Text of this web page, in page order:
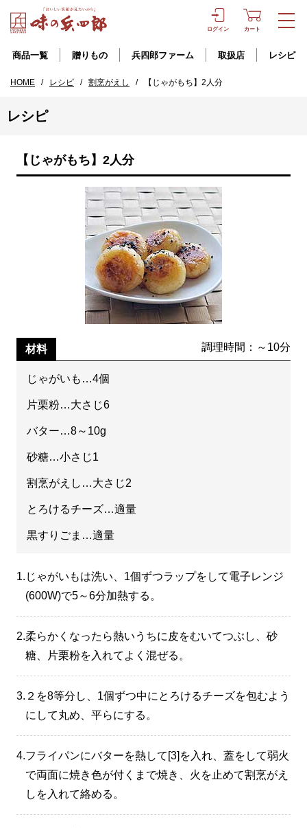
ログイン カート
商品一覧 贈りもの 兵四郎ファーム 取扱店 レシピ
HOME / レシピ / 割烹がえし / 【じゃがもち】2人分
レシピ
【じゃがもち】2人分
材料 調理時間：～10分
じゃがいも…4個
片栗粉…大さじ6
バター…8～10g
砂糖…小さじ1
割烹がえし…大さじ2
とろけるチーズ…適量
黒すりごま…適量
1. じゃがいもは洗い、1個ずつラップをして電子レンジ
(600W)で5～6分加熱する。
2.柔らかくなったら熱いうちに皮をむいてつぶし、砂
糖、片栗粉を入れてよく混ぜる。
3. ２を8等分し、1個ずつ中にとろけるチーズを包むよう
にして丸め、平らにする。
4.フライパンにバターを熱して[3]を入れ、蓋をして弱火
で両面に焼き色が付くまで焼き、火を止めて割烹がえ
しを入れて絡める。